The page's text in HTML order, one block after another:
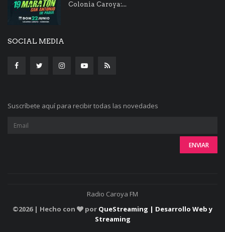
Colonia Caroya:...
SOCIAL MEDIA
Suscríbete aquí para recibir todas las novedades
Radio Caroya FM
©2026 | Hecho con por QueStreaming | Desarrollo Web y
Streaming